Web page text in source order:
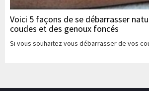
Voici 5 façons de se débarrasser
coudes et des genoux foncés
Si vous souhaitez vous débarrasser de vos